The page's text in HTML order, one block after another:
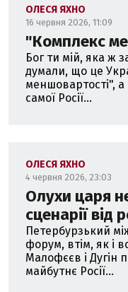
ОЛЕСЯ ЯХНО
16 червня 2026, 11:09
"Комплекс
Бог ти мій, яка ж
думали, що це
меншовартості",
самої Росії...
ОЛЕСЯ ЯХНО
4 червня 2026, 23:03
Олухи царя
сценарії від
Петербурзький
форум, втім, як і
Малофєєв і Дугін
майбутнє Росії...